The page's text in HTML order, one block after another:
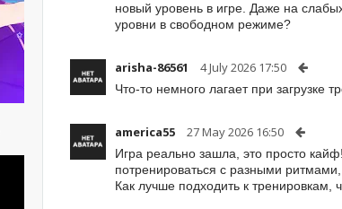
новый уровень в игре. Даже на
уровни в свободном режиме?
arisha-86561 4 July 2026 17:50
Что-то немного лагает при загрузке
america55 27 May 2026 16:50
Игра реально зашла, это просто
потренироваться с разными
Как лучше подходить к тренировкам,